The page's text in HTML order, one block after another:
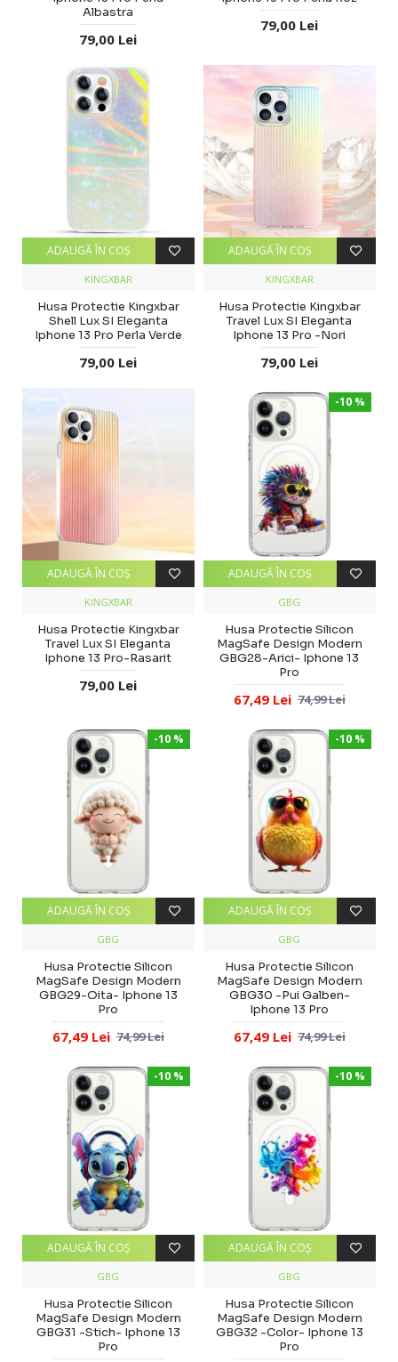
Albastra
79,00 Lei
79,00 Lei
KINGXBAR
Husa Protectie Kingxbar
Shell Lux SI Eleganta
Iphone 13 Pro Perla Verde
79,00 Lei
ADAUGĂ ÎN COŞ
KINGXBAR
Husa Protectie Kingxbar
Travel Lux SI Eleganta
Iphone 13 Pro -Nori
79,00 Lei
ADAUGĂ ÎN COŞ
KINGXBAR
Husa Protectie Kingxbar
Travel Lux SI Eleganta
Iphone 13 Pro-Rasarit
79,00 Lei
ADAUGĂ ÎN COŞ
-10 %
GBG
Husa Protectie Silicon
MagSafe Design Modern
GBG28-Arici- Iphone 13
Pro
67,49 Lei 74,99 Lei
ADAUGĂ ÎN COŞ
-10 %
GBG
Husa Protectie Silicon
MagSafe Design Modern
GBG29-Oita- Iphone 13
Pro
67,49 Lei 74,99 Lei
ADAUGĂ ÎN COŞ
-10 %
GBG
Husa Protectie Silicon
MagSafe Design Modern
GBG30 -Pui Galben-
Iphone 13 Pro
67,49 Lei 74,99 Lei
ADAUGĂ ÎN COŞ
-10 %
GBG
Husa Protectie Silicon
MagSafe Design Modern
GBG31 -Stich- Iphone 13
Pro
ADAUGĂ ÎN COŞ
-10 %
GBG
Husa Protectie Silicon
MagSafe Design Modern
GBG32 -Color- Iphone 13
Pro
ADAUGĂ ÎN COŞ